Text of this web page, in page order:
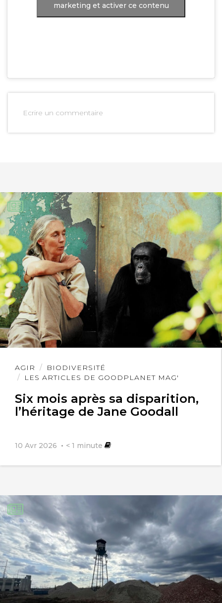
marketing et activer ce contenu
Ecrire un commentaire
AGIR
BIODIVERSITÉ
LES ARTICLES DE GOODPLANET MAG'
Six mois après sa disparition,
l’héritage de Jane Goodall
10 Avr 2026 < 1 minute
Lire
l'article